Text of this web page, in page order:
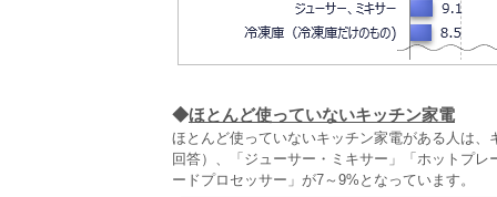
◆ほとんど使っていないキッチン家電
ほとんど使っていないキッチン家電がある人は
回答）、「ジューサー・ミキサー」「ホットプ
ードプロセッサー」が7～9%となっています。